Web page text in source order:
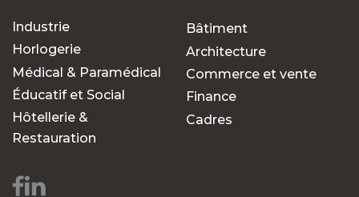
POURQUOI CHOISIR OK JOB POUR VOS
RECHERCHES D'EMPLOIS ?
Des opportunités pour
chaque parcours
Industrie
Horlogerie
Médical & Paramédical
Éducatif et Social
Hôtellerie &
Restauration
Bâtiment
Architecture
Commerce et vente
Finance
Cadres